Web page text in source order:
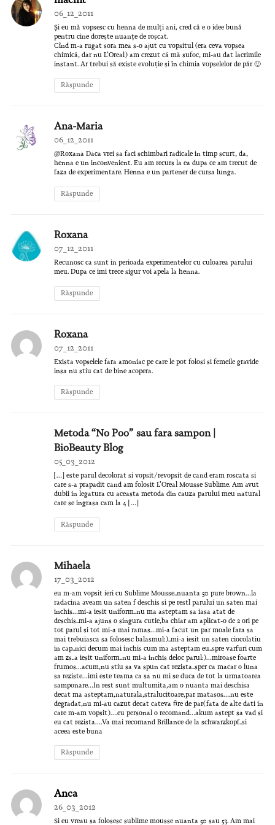
06_12_2011
Și eu mă vopsesc cu henna de mulți ani, cred că e o idee bună
pentru cine dorește nuanțe de roșcat.
Cînd m-a rugat sora mea s-o ajut cu vopsitul (era ceva vopsea
chimică, dar nu L’Oreal) am crezut că mă sufoc, mi-au dat lacrimile
instant. Ar trebui să existe evoluție și în chimia vopselelor de păr 🙂
Răspunde
Ana-Maria
06_12_2011
@Roxana Daca vrei sa faci schimbari radicale in timp scurt, da,
henna e un inconvenient. Eu am recurs la ea dupa ce am trecut de
faza de experimentare. Henna e un partener de cursa lunga.
Răspunde
Roxana
07_12_2011
Recunosc ca sunt in perioada experimentelor cu culoarea parului
meu. Dupa ce imi trece sigur voi apela la henna.
Răspunde
Roxana
07_12_2011
Exista vopselele fara amoniac pe care le pot folosi si femeile gravide
insa nu stiu cat de bine acopera.
Răspunde
Metoda “No Poo” sau fara sampon |
BioBeauty Blog
05_03_2012
[…] este parul decolorat si vopsit/revopsit de cand eram roscata si
care s-a prapadit cand am folosit L’Oreal Mousse Sublime. Am avut
dubii in legatura cu aceasta metoda din cauza parului meu natural
care se ingrasa cam la 4 […]
Răspunde
Mihaela
17_03_2012
eu m-am vopsit ieri cu Sublime Mousse..nuanta 50 pure brown…la
radacina aveam un saten f deschis si pe restl parului un saten mai
inchis…mi-a iesit uniform..nu ma asteptam sa iasa atat de
deschis..mi-a ajuns o singura cutie,ba chiar am aplicat-o de 2 ori pe
tot parul si tot mi-a mai ramas…mi-a facut un par moale fara sa
mai trebuiasca sa folosesc balasmul:)..mi-a iesit un saten ciocolatiu
in cap..nici decum mai inchis cum ma asteptam eu..spre varfuri cum
am zs..a iesit uniform..nu mi-a inchis deloc parul:)…miroase foarte
frumos…acum,nu stiu sa va spun cat rezista..sper ca macar o luna
sa reziste…imi este teama ca sa nu mi se duca de tot la urmatoarea
samponare…In rest sunt multumita,am o nuanta mai deschisa
decat ma asteptam,naturala,stralucitoare,par matasos….nu este
degradat,nu mi-au cazut decat cateva fire de par(fata de alte dati in
care m-am vopsit)….eu personal o recomand…akum astept sa vad si
eu cat rezista….Va mai recomand Brillance de la schwarzkopf..si
aceea este buna
Răspunde
Anca
26_03_2012
Si eu vreau sa folosesc sublime mousse nuanta 50 sau 53. Am mai